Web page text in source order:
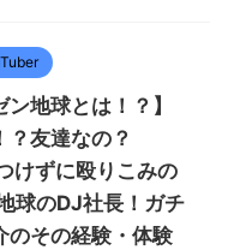
ン地球とは！？】
？友達なの？
けずに殴りこみの
球のDJ社長！ガチ
のその経験・体験